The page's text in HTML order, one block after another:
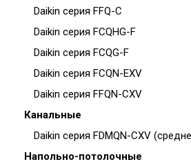
Daikin серия FFQ-C
Daikin серия FCQHG-F
Daikin серия FCQG-F
Daikin серия FCQN-EXV
Daikin серия FFQN-CXV
Канальные
Daikin серия FDMQN-CXV
Напольно-потолочные